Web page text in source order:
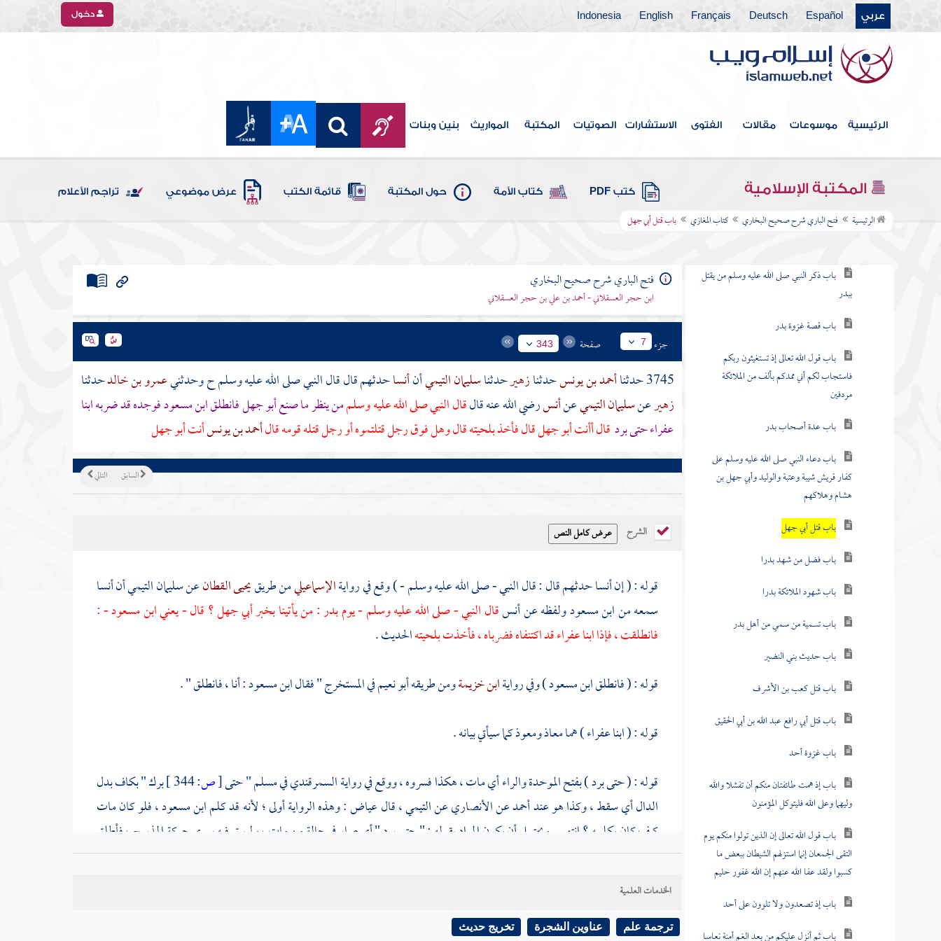
عربي Español
Deutsch
Français
English
Indonesia دخول
الرئيسية موسوعات مقالات الفتوى الاستشارات الصوتيات المكتبة المواريث بنين وبنات
المكتبة الإسلامية كتب PDF كتاب الأمة حول المكتبة قائمة الكتب عرض موضوعي تراجم الأعلام
الرئيسية فتح الباري شرح صحيح البخاري كتاب المغازي باب قتل أبي جهل
كتاب الجزية
كتاب بدء الخلق
كتاب أحاديث الأنبياء
كتاب المناقب
كتاب فضائل الصحابة
كتاب مناقب الأنصار
كتاب المغازي
باب ذكر النبي صلى الله عليه وسلم من يقتل
ببدر
باب قصة غزوة بدر
باب قول الله تعالى إذ تستغيثون ربكم
فاستجاب لكم أني ممدكم بألف من الملائكة
مردفين
باب عدة أصحاب بدر
باب دعاء النبي صلى الله عليه وسلم على
كفار قريش شيبة وعتبة والوليد وأبي جهل بن
هشام وهلاكهم
باب قتل أبي جهل
باب فضل من شهد بدرا
باب شهود الملائكة بدرا
باب تسمية من سمي من أهل بدر
باب حديث بني النضير
باب قتل كعب بن الأشرف
باب قتل أبي رافع عبد الله بن أبي الحقيق
باب غزوة أحد
باب إذ همت طائفتان منكم أن تفشلا والله
وليهما وعلى الله فليتوكل المؤمنون
باب قول الله تعالى إن الذين تولوا منكم يوم
التقى الجمعان إنما استزلهم الشيطان ببعض ما
كسبوا ولقد عفا الله عنهم إن الله غفور حليم
باب إذ تصعدون ولا تلوون على أحد
فتح الباري شرح صحيح البخاري
ابن حجر العسقلاني - أحمد بن علي بن حجر العسقلاني
جزء 7 صفحة 343
3745 حدثنا أحمد بن يونسحدثنازهيرحدثناسليمان التيميأنأنساحدثهم قال قال النبي صلى الله عليه وسلم ح وحدثنيعمرو بن خالدحدثنا
زهيرعنسليمان التيميعنأنسرضي الله عنه قالقال النبي صلى الله عليه وسلممن ينظر ما صنعأبو جهلفانطلقابن مسعودفوجده قد ضربهابنا
عفراءحتى بردقال أأنتأبو جهلقال فأخذ بلحيته قال وهل فوق رجل قتلتموه أو رجل قتله قومه قالأحمد بن يونسأنتأبو جهل
التالي السابق
الشرح
قوله : ( إنأنساحدثهم قال : قال النبي - صلى الله عليه وسلم - ) وقع في روايةالإسماعيليمن طريقيحيى القطانعنسليمان التيميأنأنسا
سمعه منابن مسعودولفظه عنأنسقال النبي - صلى الله عليه وسلم - يومبدر: من يأتينا بخبر أبي جهل ؟ قال - يعنيابن مسعود- :
فانطلقت ، فإذاابنا عفراءقد اكتنفاه فضرباه ، فأخذت بلحيتهالحديث .
قوله : ( فانطلقابن مسعود) وفي روايةابن خزيمةومن طريقهأبو نعيمفي المستخرج " فقالابن مسعود: أنا ، فانطلق " .
قوله : ( ابناعفراء) همامعاذومعوذكما سيأتي بيانه .
قوله : ( حتى برد ) بفتح الموحدة والراء أي مات ، هكذا فسروه ، ووقع في روايةالسمرقنديفيمسلم" حتى[ص:344 ]
برك " بكاف بدل
الدال أي سقط ، وكذا هو عندأحمدعن الأنصاري عنالتيمي، قالعياض: وهذه الرواية أولى ؛ لأنه قد كلمابن مسعود، فلو كان مات
كيف كان يكلمه ؟ انتهى . ويحتمل أن يكون المراد بقوله : " حتى برد " أي صار في حالة من مات ، ولم يبق فيه سوى حركة المذبوح ، فأطلق
عليه باعتبار ما سيئول إليه ، ومنه قولهم للسيوف : بوارد ؛ أي : قواتل ، وقيل لمن قتل بالسيف : برد ؛ أي : أصابه متن الحديد ؛ لأن طبع الحديد
البرودة ، وقيل : معنى قوله : برد أي فتر وسكن ، يقال : جد في الأمر حتى برد أي فتر ، وبرد النبيذ أي سكن غليانه .
قوله : ( قتلتموه ، أو رجل قتله قومه ) شك من الراوي ، بينه
الخدمات العلمية
ترجمة علم عناوين الشجرة تخريج حديث